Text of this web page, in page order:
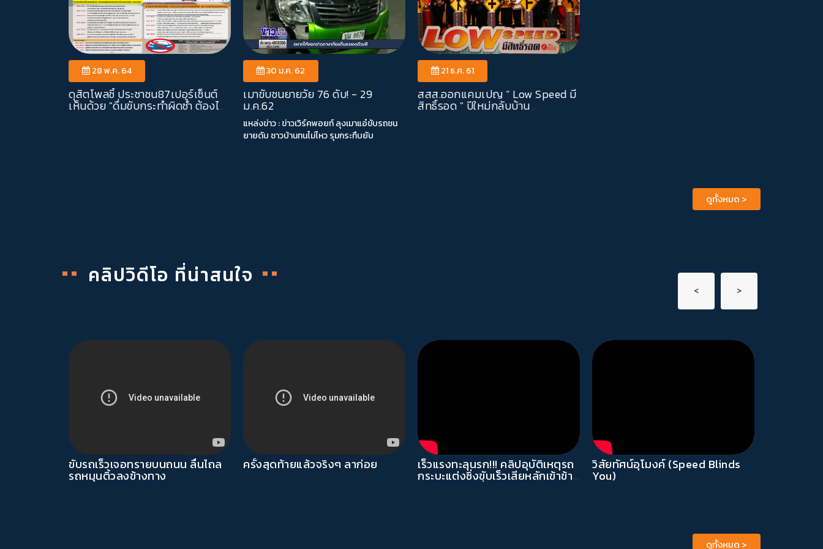
28 พ.ค. 64
ดุสิตโพลชี้ ประชาชน87เปอร์เซ็นต์
เห็นด้วย "ดื่มขับกระทำผิดซ้ำ ต้องไม่
30 ม.ค. 62
เมาขับชนยายวัย 76 ดับ! - 29
ม.ค.62
แหล่งข่าว : ข่าวเวิร์คพอยท์ ลุงเมาแอ๋ขับรถชน
ยายดับ ชาวบ้านทนไม่ไหว รุมกระทืบยับ
21 ธ.ค. 61
สสส.ออกแคมเปญ “ Low Speed มี
สิทธิ์รอด " ปีใหม่กลับบ้าน
ดูทั้งหมด >
คลิปวิดีโอ ที่น่าสนใจ
ขับรถเร็วเจอทรายบนถนน ลื่นไถล
รถหมุนติ้วลงข้างทาง
ครั้งสุดท้ายแล้วจริงๆ ลาก่อย เร็วแรงทะลุนรก!!! คลิปอุบัติเหตุรถ
กระบะแต่งซิ่งขับเร็วเสียหลักเข้าข้าง
วิสัยทัศน์อุโมงค์ (Speed Blinds
You)
< >
ดูทั้งหมด >